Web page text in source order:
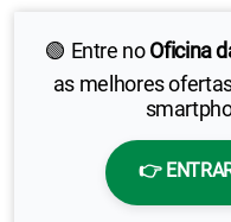
🟢 Entre noOficina
as melhores
👉